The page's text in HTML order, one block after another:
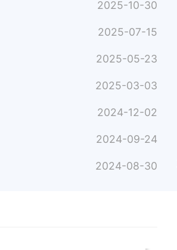
2025-10-30
2025-07-15
2025-05-23
2025-03-03
2024-12-02
2024-09-24
2024-08-30